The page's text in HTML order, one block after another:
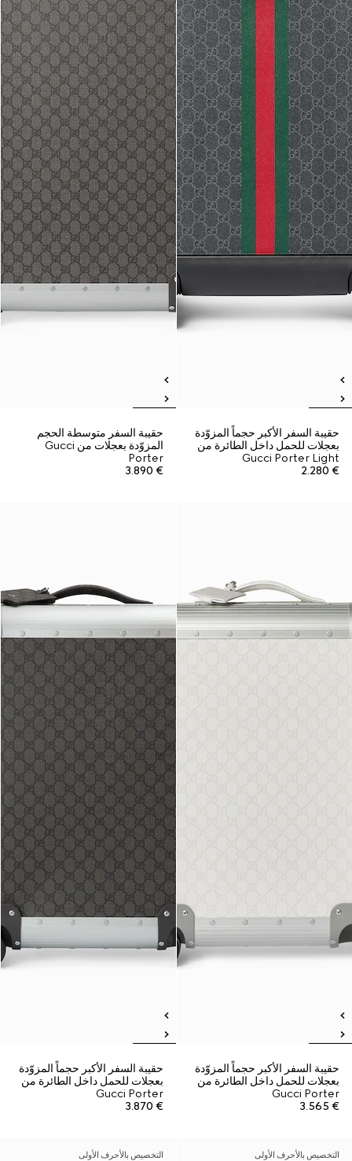
حقيبة السفر الأكبر حجماً المزوّدة
بعجلات للحمل داخل الطائرة من
Gucci Porter Light
€ 2.280
حقيبة السفر متوسطة الحجم
المزوّدة بعجلات من Gucci
Porter
€ 3.890
حقيبة السفر الأكبر حجماً المزوّدة
بعجلات للحمل داخل الطائرة من
Gucci Porter
€ 3.565
حقيبة السفر الأكبر حجماً المزوّدة
بعجلات للحمل داخل الطائرة من
Gucci Porter
€ 3.870
التخصيص بالأحرف الأولى التخصيص بالأحرف الأولى